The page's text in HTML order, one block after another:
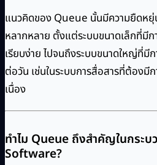
แนวคิดของ Queue นั้นมีความยืดหยุ่
หลากหลาย ตั้งแต่ระบบขนาดเล็กที่มี
เรียบง่าย ไปจนถึงระบบขนาดใหญ่ที่มี
ต่อวัน เช่นในระบบการสื่อสารที่ต้อง
เนื่อง
ทำไม Queue ถึงสำคัญในกระ
Software?